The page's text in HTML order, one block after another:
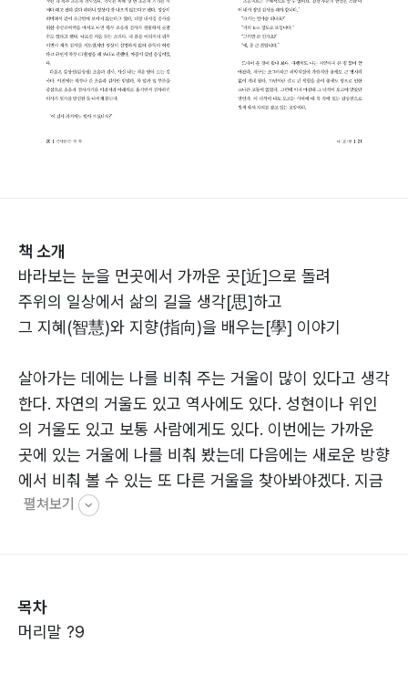
책 소개
바라보는 눈을 먼곳에서 가까운 곳[近]으로 돌려
주위의 일상에서 삶의 길을 생각[思]하고
그 지혜(智慧)와 지향(指向)을 배우는[學] 이야기
살아가는 데에는 나를 비춰 주는 거울이 많이 있다고 생각
한다. 자연의 거울도 있고 역사에도 있다. 성현이나 위인
의 거울도 있고 보통 사람에게도 있다. 이번에는 가까운
곳에 있는 거울에 나를 비춰 봤는데 다음에는 새로운 방향
에서 비춰 볼 수 있는 또 다른 거울을 찾아봐야겠다. 지금
까지는 어설픈 더듬이로 더듬어 봤지만 앞으로 기회가 된
펼쳐보기
목차
머리말 ?9